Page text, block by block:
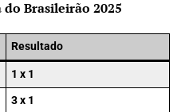
do Brasileirão 2025
Resultado
1 x 1
3 x 1